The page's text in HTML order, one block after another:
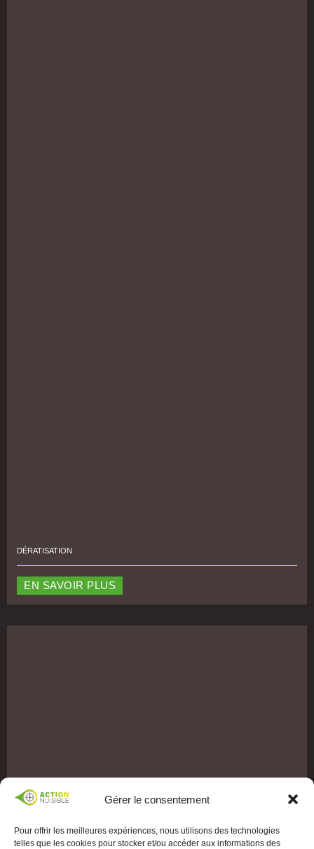
Gérer le consentement
Pour offrir les meilleures expériences, nous utilisons des technologies
telles que les cookies pour stocker et/ou accéder aux informations des
DÉRATISATION
EN SAVOIR PLUS